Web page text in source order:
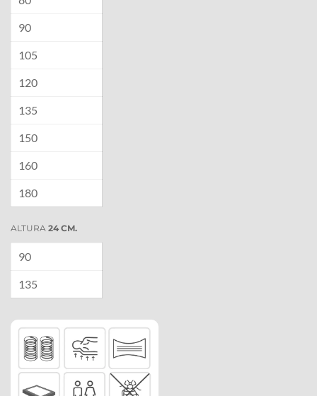
90
105
120
135
150
160
180
ALTURA 24 CM.
90
135